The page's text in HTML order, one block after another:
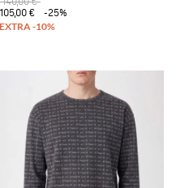
105,00 €
-25%